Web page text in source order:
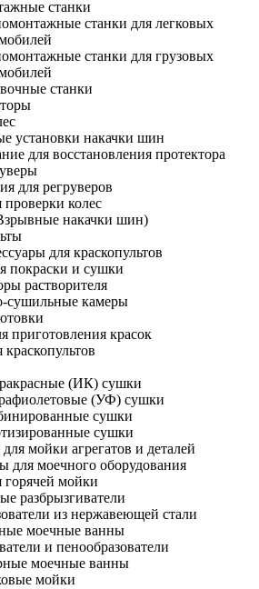
станки
станки для легковых
станки для грузовых
станки
установки накачки шин
для восстановления протектора
для регруверов
колес
накачки шин)
для краскопультов
покраски и сушки
растворителя
сушильные камеры
приготовления красок
(ИК) сушки
(УФ) сушки
сушки
сушки
мойки агрегатов и деталей
для моечного оборудования
мойки
разбрызгиватели
из нержавеющей стали
моечные ванны
и пенообразователи
моечные ванны
мойки